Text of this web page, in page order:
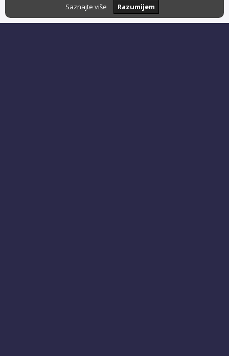
Saznajte više
Razumijem